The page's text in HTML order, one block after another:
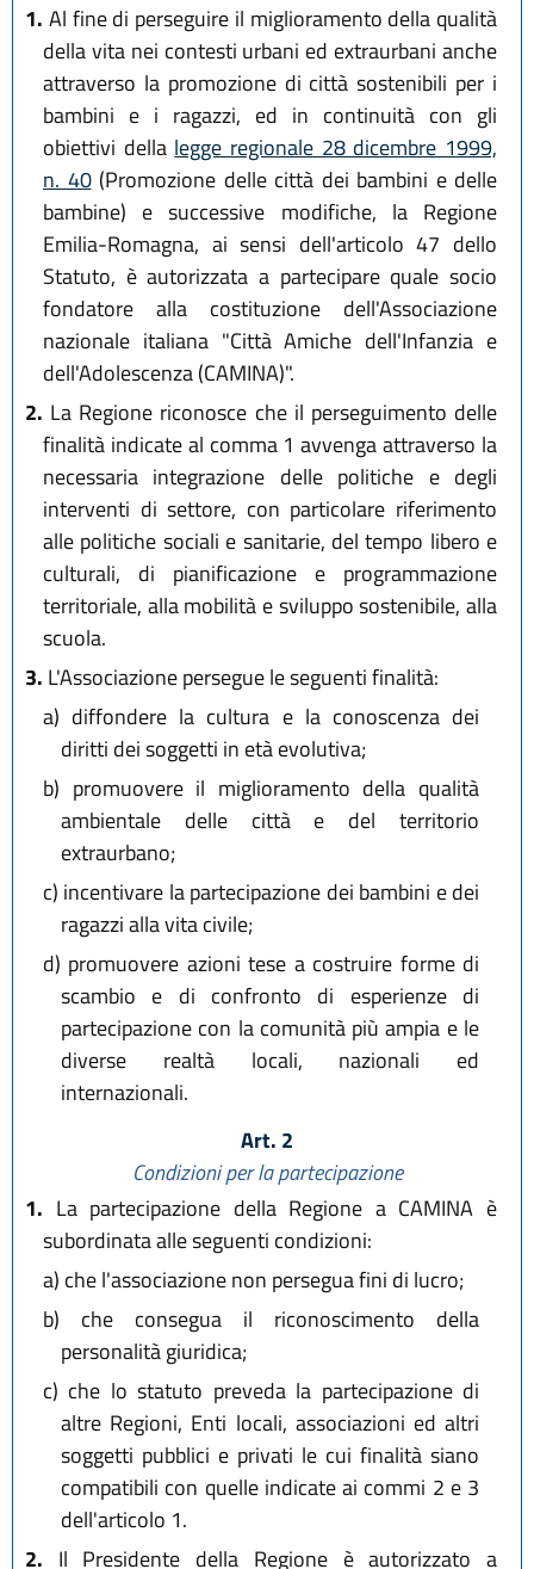
1. Al fine di perseguire il miglioramento della qualità
della vita nei contesti urbani ed extraurbani anche
attraverso la promozione di città sostenibili per i
bambini e i ragazzi, ed in continuità con gli
obiettivi della legge regionale 28 dicembre 1999,
n. 40(Promozione delle città dei bambini e delle
bambine) e successive modifiche, la Regione
Emilia-Romagna, ai sensi dell'articolo 47 dello
Statuto, è autorizzata a partecipare quale socio
fondatore alla costituzione dell'Associazione
nazionale italiana "Città Amiche dell'Infanzia e
dell'Adolescenza (CAMINA)".
2. La Regione riconosce che il perseguimento delle
finalità indicate al comma 1 avvenga attraverso la
necessaria integrazione delle politiche e degli
interventi di settore, con particolare riferimento
alle politiche sociali e sanitarie, del tempo libero e
culturali, di pianificazione e programmazione
territoriale, alla mobilità e sviluppo sostenibile, alla
scuola.
3. L'Associazione persegue le seguenti finalità:
a) diffondere la cultura e la conoscenza dei
diritti dei soggetti in età evolutiva;
b) promuovere il miglioramento della qualità
ambientale delle città e del territorio
extraurbano;
c) incentivare la partecipazione dei bambini e dei
ragazzi alla vita civile;
d) promuovere azioni tese a costruire forme di
scambio e di confronto di esperienze di
partecipazione con la comunità più ampia e le
diverse realtà locali, nazionali ed
internazionali.
Art. 2
Condizioni per la partecipazione
1. La partecipazione della Regione a CAMINA è
subordinata alle seguenti condizioni:
a) che l'associazione non persegua fini di lucro;
b) che consegua il riconoscimento della
personalità giuridica;
c) che lo statuto preveda la partecipazione di
altre Regioni, Enti locali, associazioni ed altri
soggetti pubblici e privati le cui finalità siano
compatibili con quelle indicate ai commi 2 e 3
dell'articolo 1.
2. Il Presidente della Regione è autorizzato a